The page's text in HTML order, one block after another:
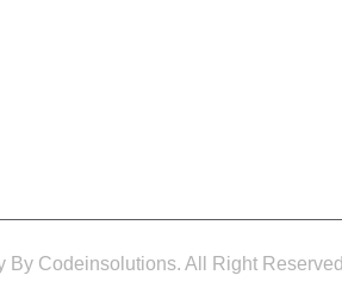
By Codeinsolutions. All Right Reserved